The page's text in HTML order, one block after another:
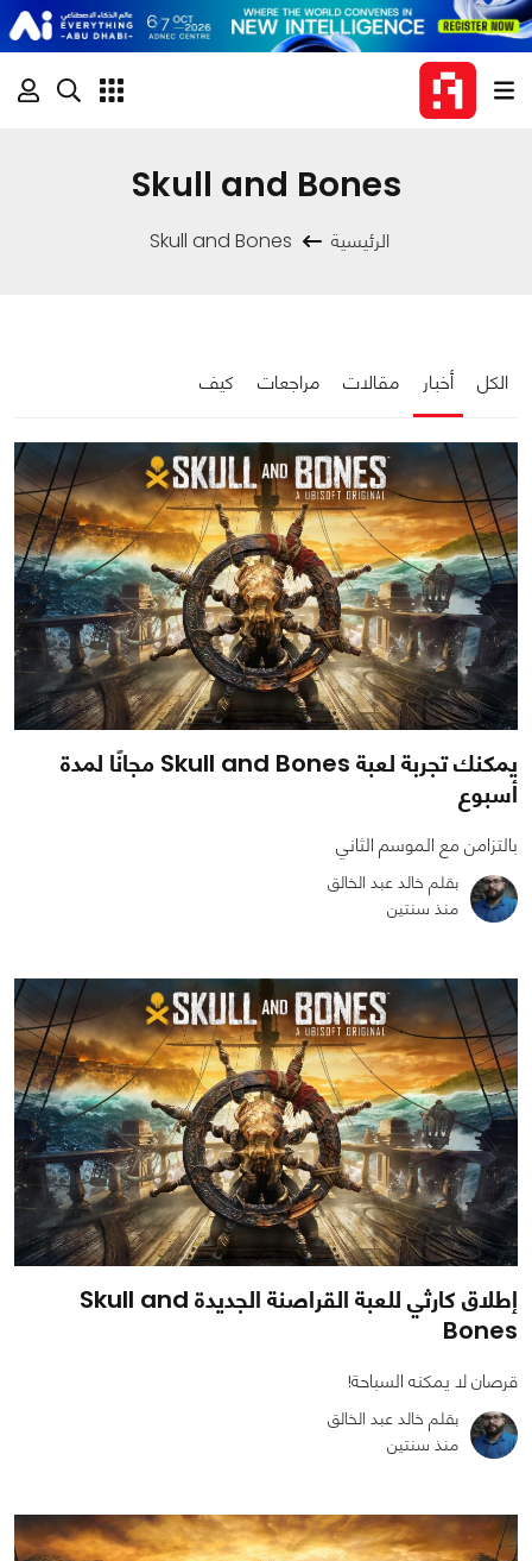
Skull and Bones
الرئيسية Skull and Bones
الكل أخبار مقالات مراجعات كيف
1560
0
0
يمكنك تجربة لعبة Skull and Bones مجانًا لمدة
أسبوع
بالتزامن مع الموسم الثاني
بقلم خالد عبد الخالق
منذ سنتين
1604
0
0
إطلاق كارثي للعبة القراصنة الجديدة Skull and
Bones
قرصان لا يمكنه السباحة!
بقلم خالد عبد الخالق
منذ سنتين